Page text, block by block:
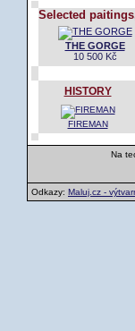
Selected
THE GORGE
10 500 Kč
HISTORY
FIREMAN
Na
Odkazy: Maluj.cz -